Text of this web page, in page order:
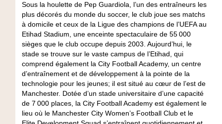
Sous la houlette de Pep Guardiola, l’un des entraîneurs les
plus décorés du monde du soccer, le club joue ses matchs
à domicile et ceux de la Ligue des champions de l’UEFA au
Etihad Stadium, une enceinte spectaculaire de 55 000
sièges que le club occupe depuis 2003. Aujourd’hui, le
stade se trouve sur le vaste campus de l’Etihad, qui
comprend également la City Football Academy, un centre
d’entraînement et de développement à la pointe de la
technologie pour les jeunes; il est situé au cœur de l’est de
Manchester. Dotée d’un stade universitaire d’une capacité
de 7 000 places, la City Football Academy est également le
lieu où le Manchester City Women’s Football Club et le